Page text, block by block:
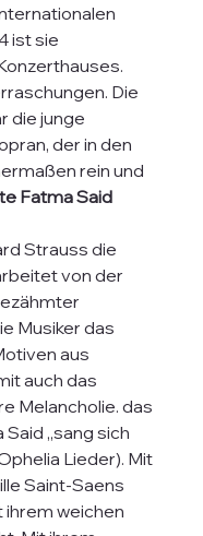
ist sie
Die
die junge
der in den
rein und
Fatma Said
von der
Musiker das
aus
auch das
Melancholie. das
„sang sich
Lieder). Mit
Saint-Saens
ihrem weichen